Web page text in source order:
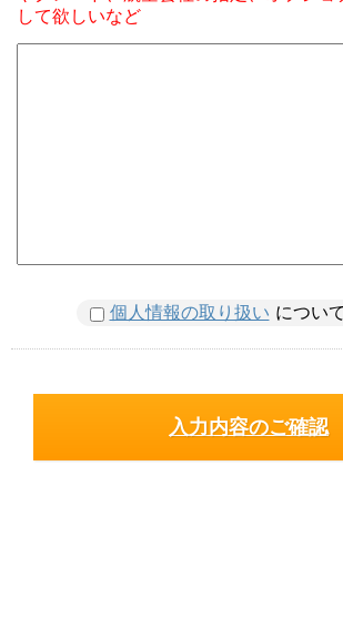
して欲しいなど
個人情報の取り扱い につい